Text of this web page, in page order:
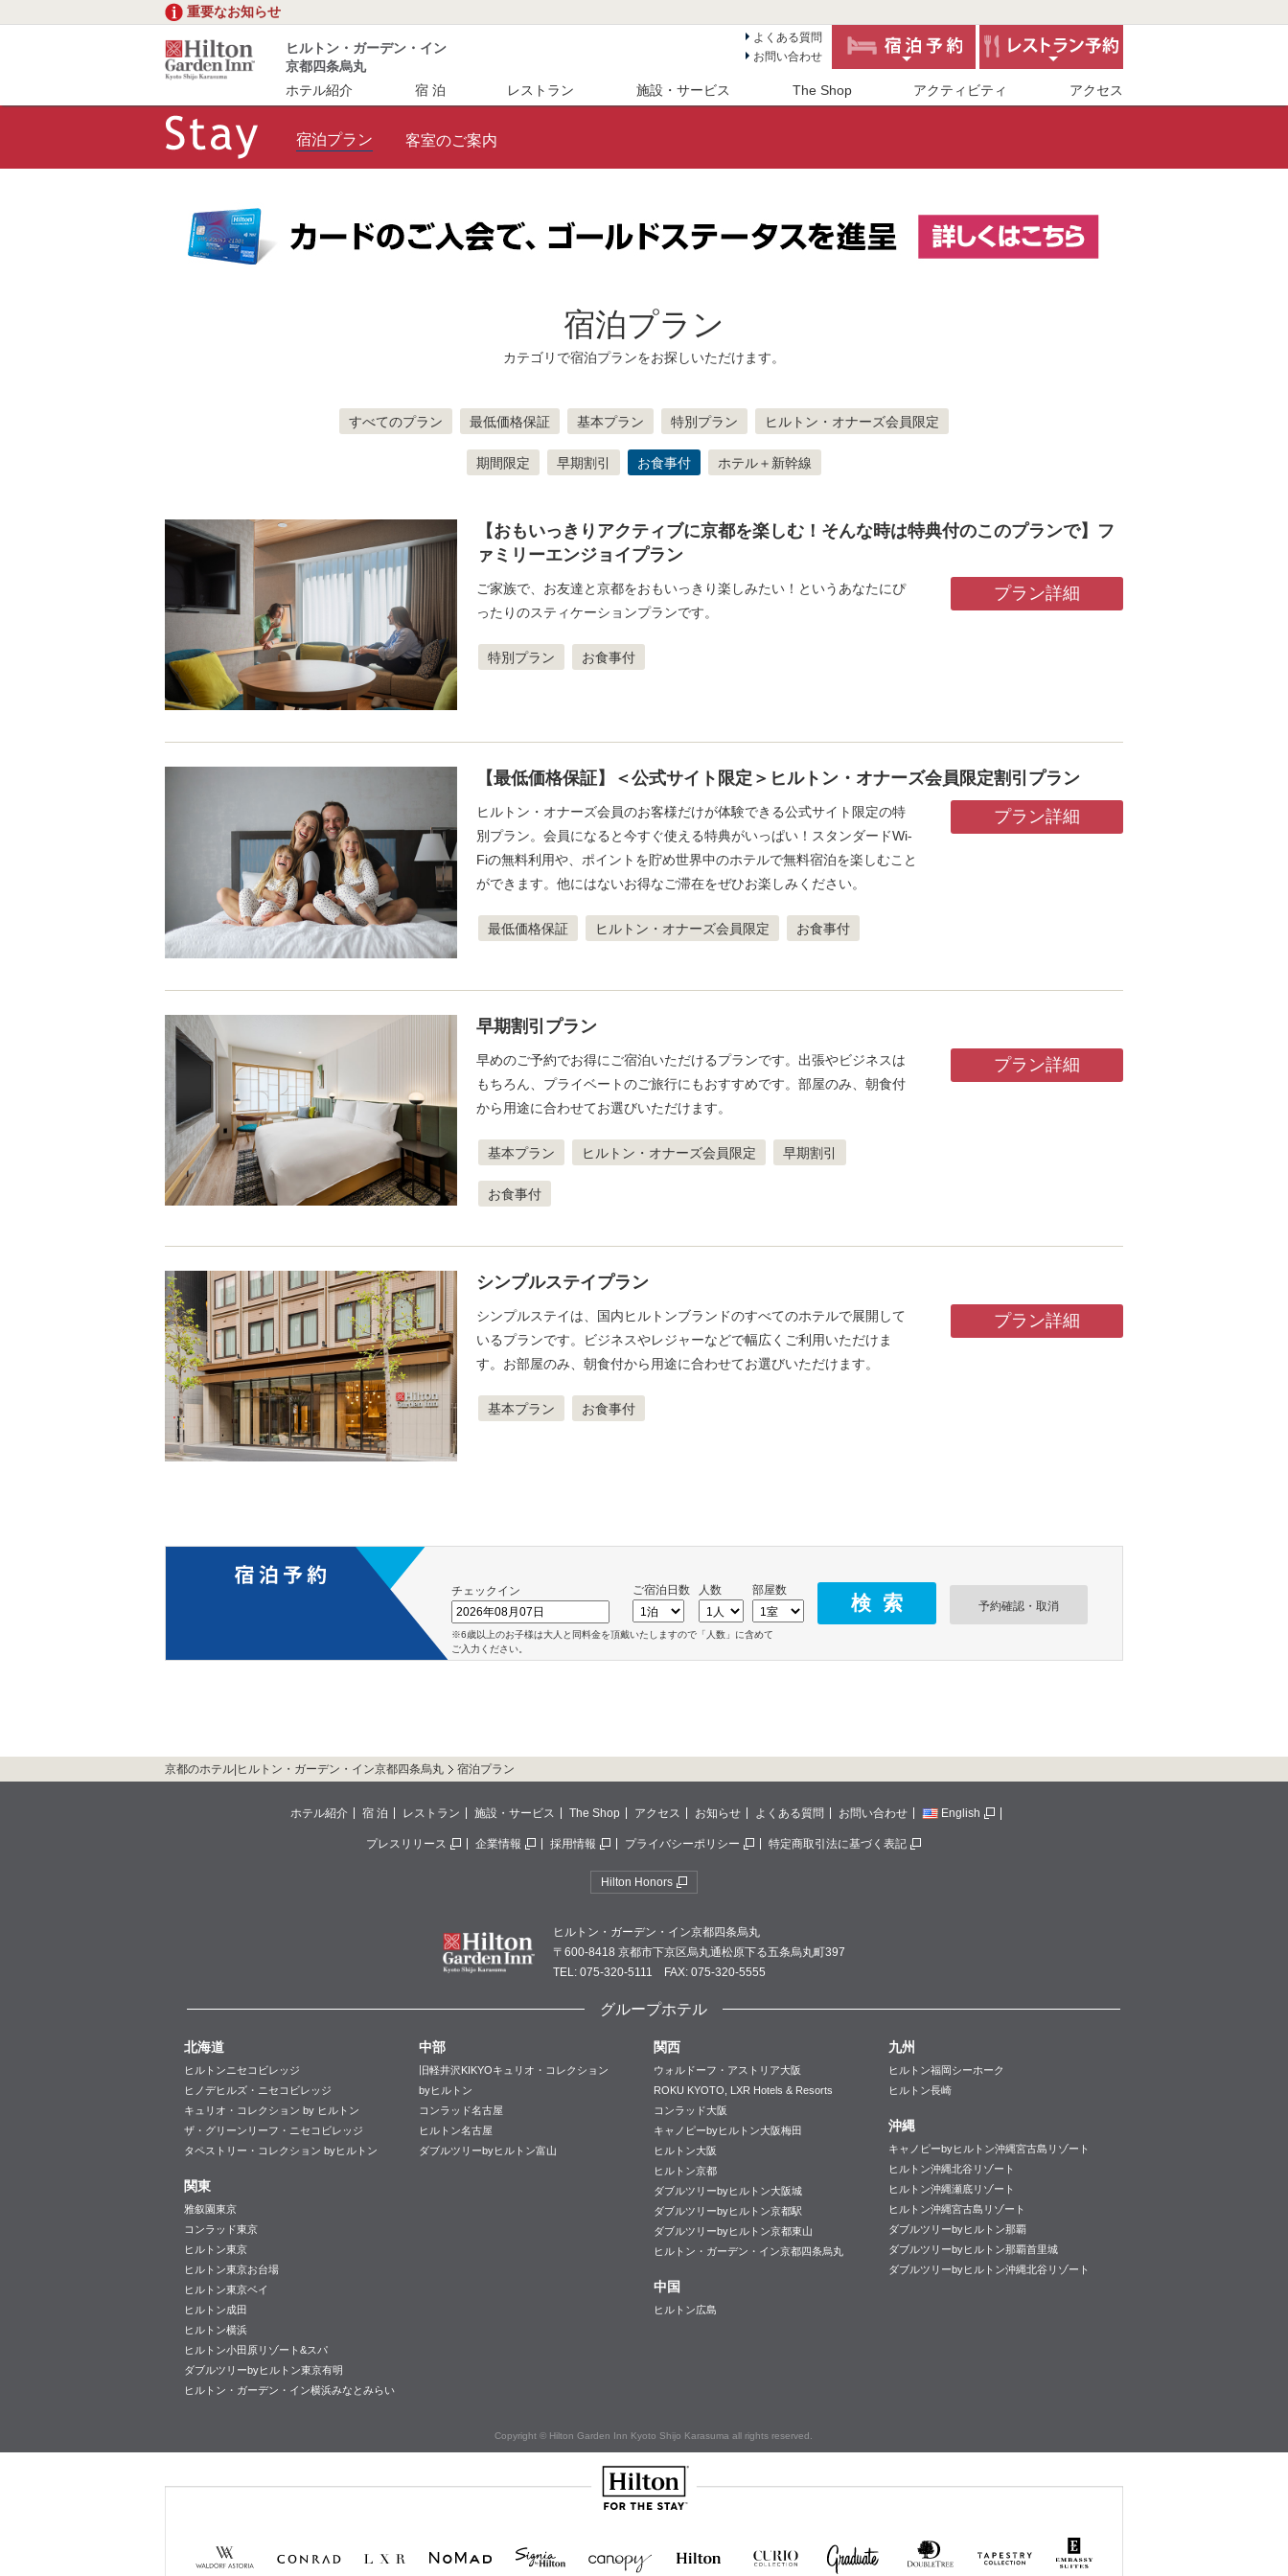
重要なお知らせ
ヒルトン・ガーデン・イン
京都四条烏丸
よくある質問
お問い合わせ
ホテル紹介 宿 泊 レストラン 施設・サービス The Shop アクティビティ アクセス
宿泊プラン 客室のご案内
宿泊プラン
カテゴリで宿泊プランをお探しいただけます。
すべてのプラン 最低価格保証 基本プラン 特別プラン ヒルトン・オナーズ会員限定
期間限定 早期割引 お食事付 ホテル＋新幹線
【おもいっきりアクティブに京都を楽しむ！そんな時は特典付のこのプランで】フ
ァミリーエンジョイプラン
ご家族で、お友達と京都をおもいっきり楽しみたい！というあなたにぴ
ったりのスティケーションプランです。
特別プラン お食事付
プラン詳細
【最低価格保証】＜公式サイト限定＞ヒルトン・オナーズ会員限定割引プラン
ヒルトン・オナーズ会員のお客様だけが体験できる公式サイト限定の特
別プラン。会員になると今すぐ使える特典がいっぱい！スタンダードWi-
Fiの無料利用や、ポイントを貯め世界中のホテルで無料宿泊を楽しむこと
ができます。他にはないお得なご滞在をぜひお楽しみください。
最低価格保証 ヒルトン・オナーズ会員限定 お食事付
プラン詳細
早期割引プラン
早めのご予約でお得にご宿泊いただけるプランです。出張やビジネスは
もちろん、プライベートのご旅行にもおすすめです。部屋のみ、朝食付
から用途に合わせてお選びいただけます。
基本プラン ヒルトン・オナーズ会員限定 早期割引
お食事付
プラン詳細
シンプルステイプラン
シンプルステイは、国内ヒルトンブランドのすべてのホテルで展開して
いるプランです。ビジネスやレジャーなどで幅広くご利用いただけま
す。お部屋のみ、朝食付から用途に合わせてお選びいただけます。
基本プラン お食事付
プラン詳細
チェックイン ご宿泊日数 人数
部屋数
予約確認・取消
※6歳以上のお子様は大人と同料金を頂戴いたしますので「人数」に含めて
ご入力ください。
京都のホテル|ヒルトン・ガーデン・イン京都四条烏丸 宿泊プラン
ホテル紹介 宿 泊 レストラン 施設・サービス The Shop アクセス お知らせ よくある質問 お問い合わせ English
プレスリリース 企業情報 採用情報 プライバシーポリシー 特定商取引法に基づく表記
Hilton Honors
ヒルトン・ガーデン・イン京都四条烏丸
〒600-8418 京都市下京区烏丸通松原下る五条烏丸町397
TEL: 075-320-5111 FAX: 075-320-5555
グループホテル
北海道
ヒルトンニセコビレッジ
ヒノデヒルズ・ニセコビレッジ
キュリオ・コレクション by ヒルトン
ザ・グリーンリーフ・ニセコビレッジ
タペストリー・コレクション byヒルトン
関東
雅叙園東京
コンラッド東京
ヒルトン東京
ヒルトン東京お台場
ヒルトン東京ベイ
ヒルトン成田
ヒルトン横浜
ヒルトン小田原リゾート&スパ
ダブルツリーbyヒルトン東京有明
ヒルトン・ガーデン・イン横浜みなとみらい
中部
旧軽井沢KIKYOキュリオ・コレクション
byヒルトン
コンラッド名古屋
ヒルトン名古屋
ダブルツリーbyヒルトン富山
関西
ウォルドーフ・アストリア大阪
ROKU KYOTO, LXR Hotels & Resorts
コンラッド大阪
キャノピーbyヒルトン大阪梅田
ヒルトン大阪
ヒルトン京都
ダブルツリーbyヒルトン大阪城
ダブルツリーbyヒルトン京都駅
ダブルツリーbyヒルトン京都東山
ヒルトン・ガーデン・イン京都四条烏丸
中国
ヒルトン広島
九州
ヒルトン福岡シーホーク
ヒルトン長崎
沖縄
キャノピーbyヒルトン沖縄宮古島リゾート
ヒルトン沖縄北谷リゾート
ヒルトン沖縄瀬底リゾート
ヒルトン沖縄宮古島リゾート
ダブルツリーbyヒルトン那覇
ダブルツリーbyヒルトン那覇首里城
ダブルツリーbyヒルトン沖縄北谷リゾート
Copyright © Hilton Garden Inn Kyoto Shijo Karasuma all rights reserved.
Hilton
Astoria
Hotels &
Resorts
Hotels
&
Collection
DoubleTree
by
Hilton
Collection
by Hilton
Embassy
Suites
by